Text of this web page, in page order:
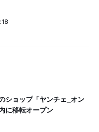
ショップ「ヤンチェ_オン
に移転オープン